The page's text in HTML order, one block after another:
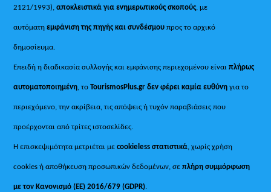
2121/1993), αποκλειστικά για ενημερωτικούς σκοπούς, με
αυτόματηεμφάνιση της πηγής και συνδέσμου προς το αρχικό
δημοσίευμα.
Επειδή η διαδικασία συλλογής και εμφάνισης περιεχομένου είναιπλήρως
αυτοματοποιημένη, τοTourismosPlus.gr δεν φέρει καμία ευθύνη για το
περιεχόμενο, την ακρίβεια, τις απόψεις ή τυχόν παραβιάσεις που
προέρχονται από τρίτες ιστοσελίδες.
Η επισκεψιμότητα μετριέται μεcookieless στατιστικά, χωρίς χρήση
cookies ή αποθήκευση προσωπικών δεδομένων, σεπλήρη συμμόρφωση
με τον Κανονισμό (ΕΕ) 2016/679 (GDPR).